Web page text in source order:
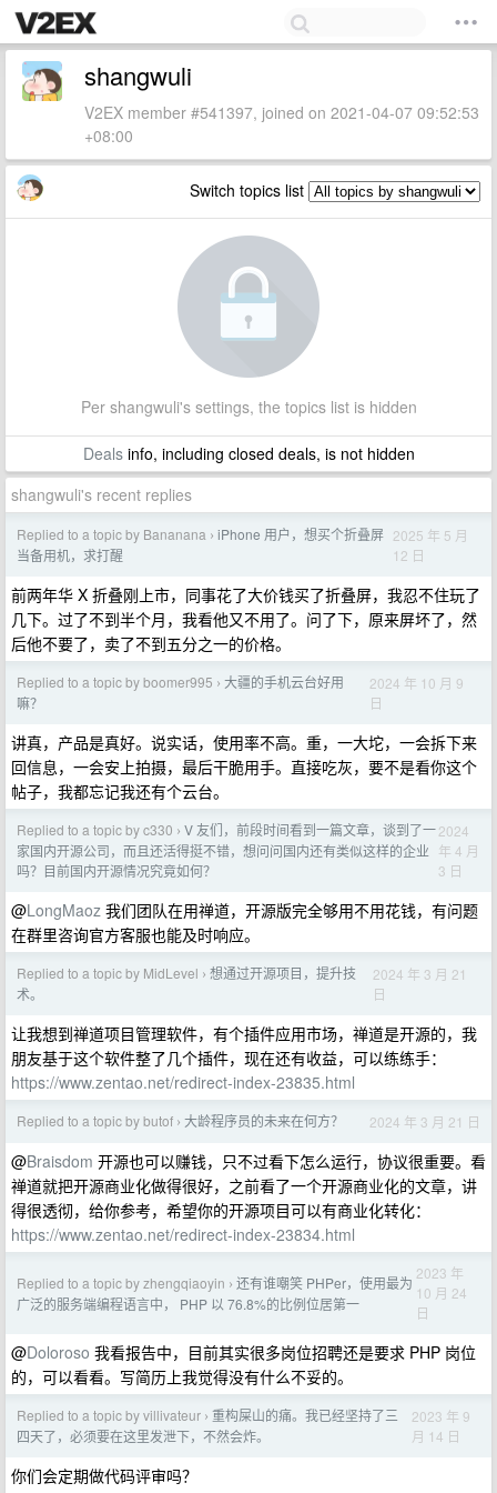
shangwuli
V2EX member #541397, joined on 2021-04-07 09:52:53
+08:00
Switch topics list
Per shangwuli's settings, the topics list is hidden
Dealsinfo, including closed deals, is not hidden
shangwuli's recent replies
Replied to a topic by Bananana › iPhone 用户，想买个折叠屏
当备用机，求打醒
2025 年 5 月
12 日
前两年华 X 折叠刚上市，同事花了大价钱买了折叠屏，我忍不住玩了
几下。过了不到半个月，我看他又不用了。问了下，原来屏坏了，然
后他不要了，卖了不到五分之一的价格。
Replied to a topic by boomer995 › 大疆的手机云台好用
嘛？
2024 年 10 月 9
日
讲真，产品是真好。说实话，使用率不高。重，一大坨，一会拆下来
回信息，一会安上拍摄，最后干脆用手。直接吃灰，要不是看你这个
帖子，我都忘记我还有个云台。
Replied to a topic by c330 › V 友们，前段时间看到一篇文章，谈到了一
家国内开源公司，而且还活得挺不错，想问问国内还有类似这样的企业
吗？目前国内开源情况究竟如何？
2024
年 4 月
3 日
@LongMaoz 我们团队在用禅道，开源版完全够用不用花钱，有问题
在群里咨询官方客服也能及时响应。
Replied to a topic by MidLevel › 想通过开源项目，提升技
术。
2024 年 3 月 21
日
让我想到禅道项目管理软件，有个插件应用市场，禅道是开源的，我
朋友基于这个软件整了几个插件，现在还有收益，可以练练手：
https://www.zentao.net/redirect-index-23835.html
Replied to a topic by butof › 大龄程序员的未来在何方？ 2024 年 3 月 21 日
@Braisdom 开源也可以赚钱，只不过看下怎么运行，协议很重要。看
禅道就把开源商业化做得很好，之前看了一个开源商业化的文章，讲
得很透彻，给你参考，希望你的开源项目可以有商业化转化：
https://www.zentao.net/redirect-index-23834.html
Replied to a topic by zhengqiaoyin › 还有谁嘲笑 PHPer，使用最为
广泛的服务端编程语言中， PHP 以 76.8%的比例位居第一
2023 年
10 月 24
日
@Doloroso 我看报告中，目前其实很多岗位招聘还是要求 PHP 岗位
的，可以看看。写简历上我觉得没有什么不妥的。
Replied to a topic by villivateur › 重构屎山的痛。我已经坚持了三
四天了，必须要在这里发泄下，不然会炸。
2023 年 9
月 14 日
你们会定期做代码评审吗？